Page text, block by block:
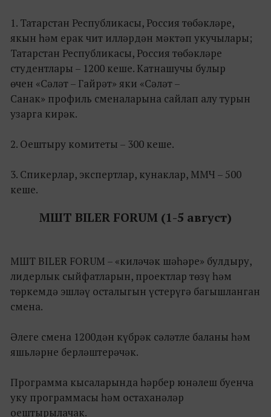
1. Татарстан Республикасы, Россия төбәкләре,
якын һәм ерак чит илләрдән мәктәп укучылары;
Татарстан Республикасы, Россия төбәкләре
студентлары – 1200 кеше. Катнашучы булыр
өчен «Сәләт – Гайрәт» яки «Сәләт –
Санак» профиль сменаларына сайлап алу турын
узарга кирәк.
2. Оештыру комитеты – 300 кеше.
3. Спикерлар, экспертлар, кунаклар, ММЧ – 500
кеше.
МШТ BILER FORUM (1-5 август)
МШТ BILER FORUM – «киләчәк шәһәре» булдыру,
лидерлык сыйфатларын, проектлар төзү һәм
төркемдә эшләү осталыгын үстерүгә багышланган
смена.
Әлеге смена 1200дән күбрәк сәләтле баланы һәм
яшьләрне берләштерәчәк.
Программа кысаларында һәрбер юнәлеш буенча
уку программасы һәм остаханәләр
оештырылачак.